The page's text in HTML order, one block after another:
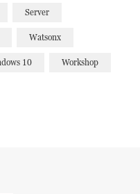
Server
Watsonx
10 Workshop